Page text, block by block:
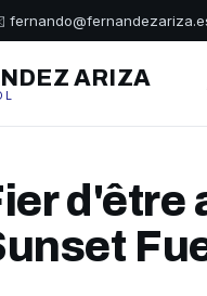
ARIZA
d'être